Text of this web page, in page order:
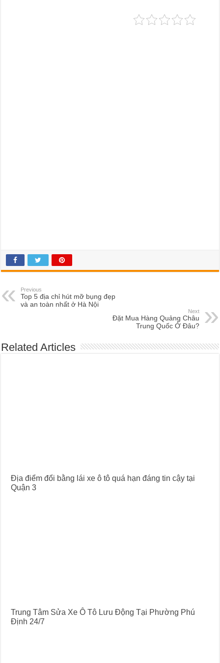
Previous
Top 5 địa chỉ hút mỡ bụng đẹp
và an toàn nhất ở Hà Nội
Next
Đặt Mua Hàng Quảng Châu
Trung Quốc Ở Đâu?
Related Articles
Địa điểm đổi bằng lái xe ô tô quá hạn đáng tin cậy tại
Quận 3
Trung Tâm Sửa Xe Ô Tô Lưu Động Tại Phường Phú
Định 24/7